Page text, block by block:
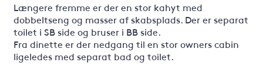
Længere fremme er der en stor kahyt med
dobbeltseng og masser af skabsplads. Der er separat
toilet i SB side og bruser i BB side.
Fra dinette er der nedgang til en stor owners cabin
ligeledes med separat bad og toilet.